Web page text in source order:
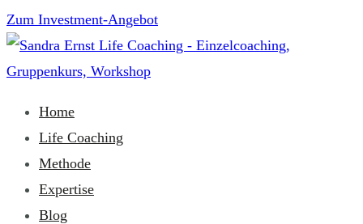
Zum
Inhalt
springen
Zum Investment-Angebot
Sandra Ernst Life Coaching
Home
Life Coaching
Methode
Expertise
Blog